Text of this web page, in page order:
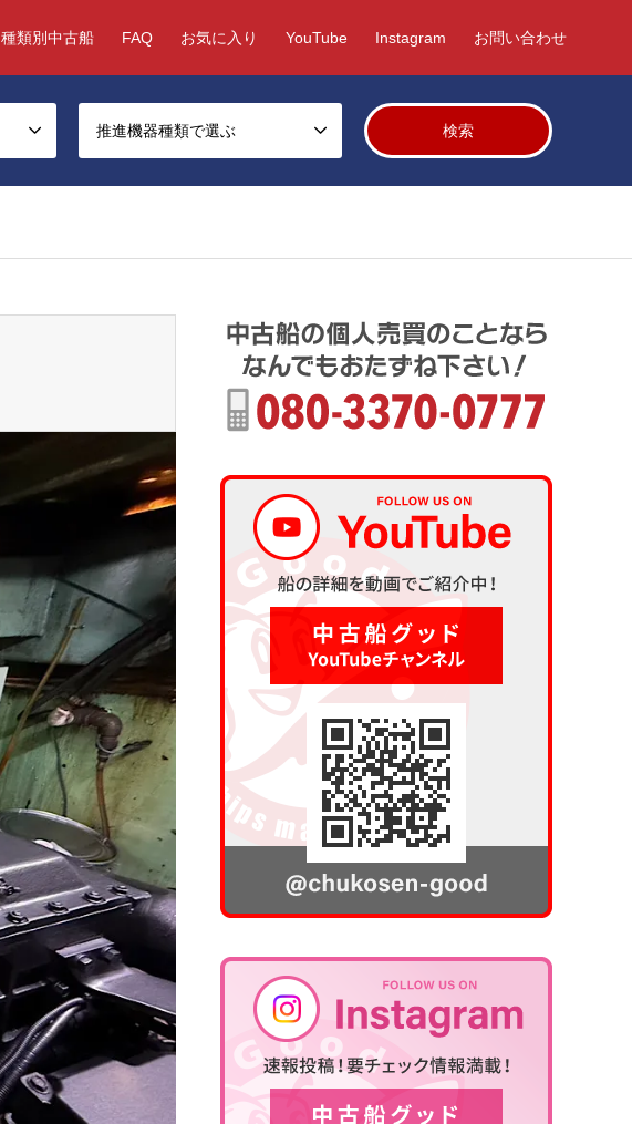
種類別中古船 FAQ お気に入り YouTube Instagram お問い合わせ
推進機器種類で選ぶ